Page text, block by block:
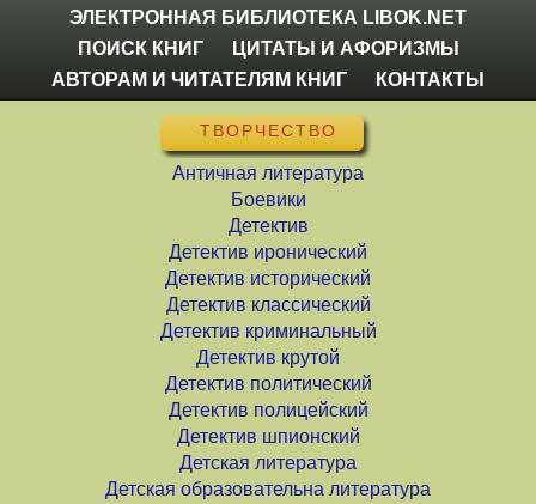
ЭЛЕКТРОННАЯ БИБЛИОТЕКА LIBOK.NET
ПОИСК КНИГ
ЦИТАТЫ И АФОРИЗМЫ
АВТОРАМ И ЧИТАТЕЛЯМ КНИГ
КОНТАКТЫ
ТВОРЧЕСТВО
Античная литература
Боевики
Детектив
Детектив иронический
Детектив исторический
Детектив классический
Детектив криминальный
Детектив крутой
Детектив политический
Детектив полицейский
Детектив шпионский
Детская литература
Детская образовательна литература